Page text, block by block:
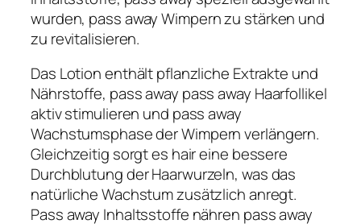
wurden, pass away Wimpern zu stärken und
zu revitalisieren.
Das Lotion enthält pflanzliche Extrakte und
Nährstoffe, pass away pass away Haarfollikel
aktiv stimulieren und pass away
Wachstumsphase der Wimpern verlängern.
Gleichzeitig sorgt es hair eine bessere
Durchblutung der Haarwurzeln, was das
natürliche Wachstum zusätzlich anregt.
Pass away Inhaltsstoffe nähren pass away